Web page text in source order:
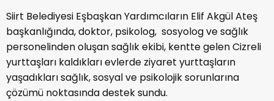
Siirt Belediyesi Eşbaşkan Yardımcıların Elif Akgül Ateş
başkanlığında, doktor, psikolog, sosyolog ve sağlık
personelinden oluşan sağlık ekibi, kentte gelen Cizreli
yurttaşları kaldıkları evlerde ziyaret yurttaşların
yaşadıkları sağlık, sosyal ve psikolojik sorunlarına
çözümü noktasında destek sundu.